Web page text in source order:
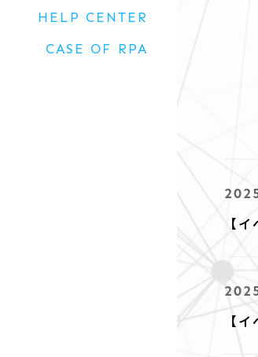
HELP CENTER
CASE OF RPA
【
【